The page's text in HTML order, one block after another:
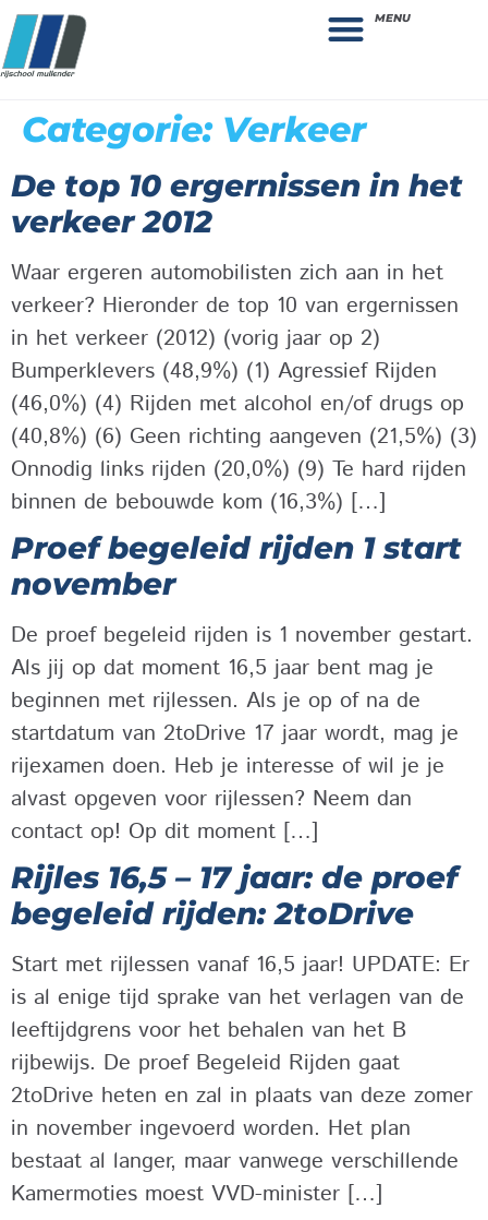
MENU
Categorie: Verkeer
De top 10 ergernissen in het
verkeer 2012
Waar ergeren automobilisten zich aan in het
verkeer? Hieronder de top 10 van ergernissen
in het verkeer (2012) (vorig jaar op 2)
Bumperklevers (48,9%) (1) Agressief Rijden
(46,0%) (4) Rijden met alcohol en/of drugs op
(40,8%) (6) Geen richting aangeven (21,5%) (3)
Onnodig links rijden (20,0%) (9) Te hard rijden
binnen de bebouwde kom (16,3%) […]
Proef begeleid rijden 1 start
november
De proef begeleid rijden is 1 november gestart.
Als jij op dat moment 16,5 jaar bent mag je
beginnen met rijlessen. Als je op of na de
startdatum van 2toDrive 17 jaar wordt, mag je
rijexamen doen. Heb je interesse of wil je je
alvast opgeven voor rijlessen? Neem dan
contact op! Op dit moment […]
Rijles 16,5 – 17 jaar: de proef
begeleid rijden: 2toDrive
Start met rijlessen vanaf 16,5 jaar! UPDATE: Er
is al enige tijd sprake van het verlagen van de
leeftijdgrens voor het behalen van het B
rijbewijs. De proef Begeleid Rijden gaat
2toDrive heten en zal in plaats van deze zomer
in november ingevoerd worden. Het plan
bestaat al langer, maar vanwege verschillende
Kamermoties moest VVD-minister […]